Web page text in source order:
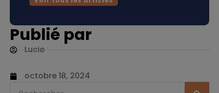
Publié par
Lucie
octobre 18, 2024